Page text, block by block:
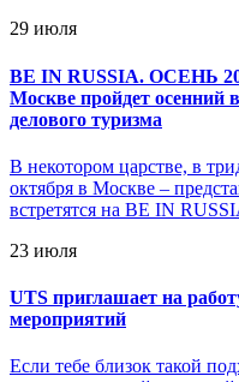
29 июля
BE IN RUSSIA. ОСЕНЬ
Москве пройдет осенний
делового туризма
В некотором царстве, в
октября в Москве –
встретятся на BE IN
23 июля
UTS приглашает на
мероприятий
Если тебе близок такой